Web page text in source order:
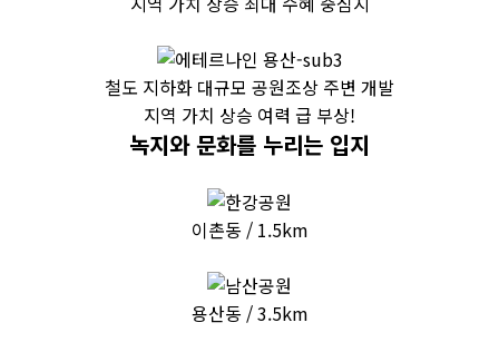
철도 지하화 대규모 공원조상 주변 개발
지역 가치 상승 여력 급 부상!
녹지와 문화를 누리는 입지
이촌동 / 1.5km
용산동 / 3.5km